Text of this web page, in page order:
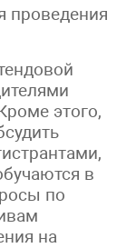
проведения
этого,
в
по
на